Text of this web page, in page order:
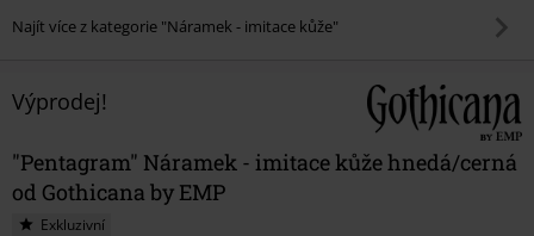
Najít více z kategorie "Náramek - imitace kůže"
Výprodej!
"Pentagram" Náramek - imitace kůže hnedá/cerná
od Gothicana by EMP
Exkluzivní